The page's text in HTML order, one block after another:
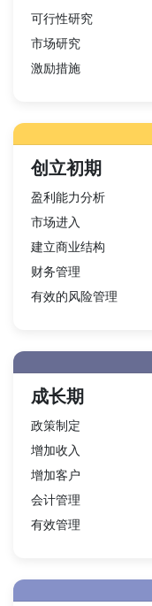
可行性研究
市场研究
激励措施
创立初期
盈利能力分析
市场进入
建立商业结构
财务管理
有效的风险管理
成长期
政策制定
增加收入
增加客户
会计管理
有效管理